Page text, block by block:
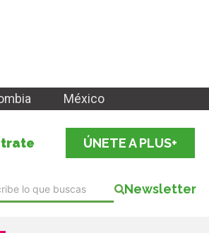
México
ÚNETE A PLUS+
Newsletter